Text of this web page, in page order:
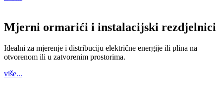
Mjerni ormarići i instalacijski rezdjelnici
Idealni za mjerenje i distribuciju električne energije ili plina na
otvorenom ili u zatvorenim prostorima.
više...